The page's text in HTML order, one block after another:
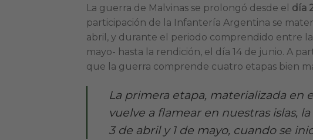
La guerra de Malvinas se prolongó desde el día
participación de la Infantería Argentina se
abril, y durante el periodo comprendido entre
mayo- hasta la rendición, el día 14 de junio. A
que la guerra comprende cuatro etapas bien
La primera etapa, materializada en
vuelve a flamear en nuestras islas,
3 de abril y 1 de mayo, cuando se